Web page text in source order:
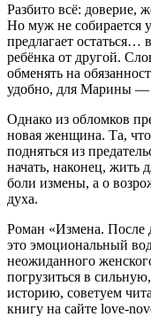
Разбито всё: доверие,
Но муж не
предлагает остаться…
ребёнка от другой.
обменять на
удобно, для Марины —
Однако из обломков
новая женщина. Та,
подняться из
начать, наконец, жить
боли измены, а о
духа.
Роман «Измена.
это эмоциональный
неожиданного
погрузиться в
историю, советуем
книгу на сайте love-